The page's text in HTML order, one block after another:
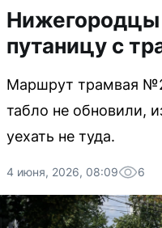
Нижегородцы
путаницу с
Маршрут трамвая
табло не обновили,
уехать не туда.
4 июня, 2026, 08:09 6